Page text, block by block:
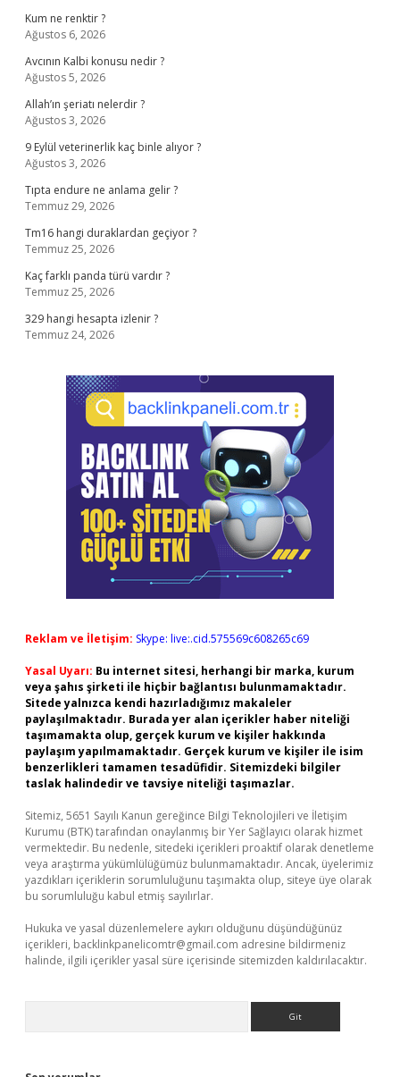
Kum ne renktir ?
Ağustos 6, 2026
Avcının Kalbi konusu nedir ?
Ağustos 5, 2026
Allah’ın şeriatı nelerdir ?
Ağustos 3, 2026
9 Eylül veterinerlik kaç binle alıyor ?
Ağustos 3, 2026
Tıpta endure ne anlama gelir ?
Temmuz 29, 2026
Tm16 hangi duraklardan geçiyor ?
Temmuz 25, 2026
Kaç farklı panda türü vardır ?
Temmuz 25, 2026
329 hangi hesapta izlenir ?
Temmuz 24, 2026
Reklam ve İletişim: Skype: live:.cid.575569c608265c69
Yasal Uyarı: Bu internet sitesi, herhangi bir marka, kurum
veya şahıs şirketi ile hiçbir bağlantısı bulunmamaktadır.
Sitede yalnızca kendi hazırladığımız makaleler
paylaşılmaktadır. Burada yer alan içerikler haber niteliği
taşımamakta olup, gerçek kurum ve kişiler hakkında
paylaşım yapılmamaktadır. Gerçek kurum ve kişiler ile isim
benzerlikleri tamamen tesadüfidir. Sitemizdeki bilgiler
taslak halindedir ve tavsiye niteliği taşımazlar.
Sitemiz, 5651 Sayılı Kanun gereğince Bilgi Teknolojileri ve İletişim
Kurumu (BTK) tarafından onaylanmış bir Yer Sağlayıcı olarak hizmet
vermektedir. Bu nedenle, sitedeki içerikleri proaktif olarak denetleme
veya araştırma yükümlülüğümüz bulunmamaktadır. Ancak, üyelerimiz
yazdıkları içeriklerin sorumluluğunu taşımakta olup, siteye üye olarak
bu sorumluluğu kabul etmiş sayılırlar.
Hukuka ve yasal düzenlemelere aykırı olduğunu düşündüğünüz
içerikleri, backlinkpanelicomtr@gmail.com adresine bildirmeniz
halinde, ilgili içerikler yasal süre içerisinde sitemizden kaldırılacaktır.